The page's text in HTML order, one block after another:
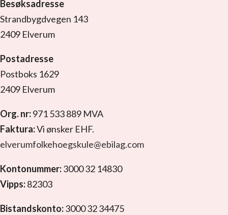
Besøksadresse
Strandbygdvegen 143
2409 Elverum
Postadresse
Postboks 1629
2409 Elverum
Org. nr:971 533 889 MVA
Faktura:Vi ønsker EHF.
elverumfolkehoegskule@ebilag.com
Kontonummer:3000 32 14830
Vipps:82303
Bistandskonto:3000 32 34475